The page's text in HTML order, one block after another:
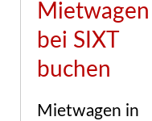
Mietwagen
bei SIXT
buchen
Mietwagen in